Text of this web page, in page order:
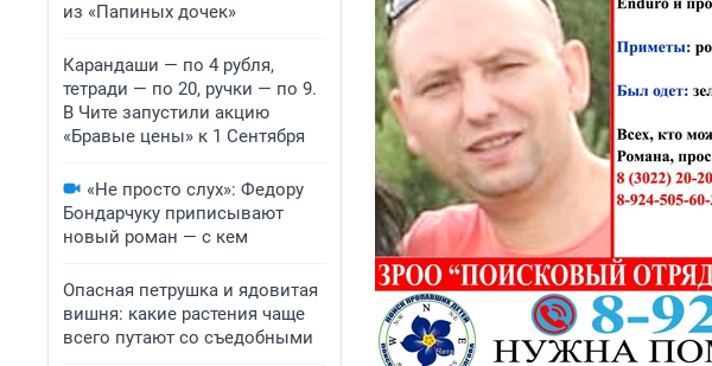
из «Папиных дочек»
Карандаши — по 4 рубля,
тетради — по 20, ручки — по 9.
В Чите запустили акцию
«Бравые цены» к 1 Сентября
«Не просто слух»: Федору
Бондарчуку приписывают
новый роман — с кем
Опасная петрушка и ядовитая
вишня: какие растения чаще
всего путают со съедобными